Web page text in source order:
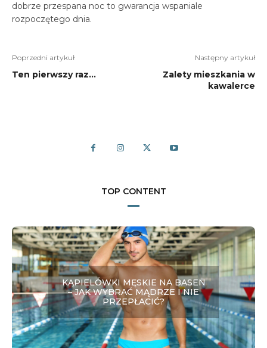
dobrze przespana noc to gwarancja wspaniale
rozpoczętego dnia.
Poprzedni artykuł
Ten pierwszy raz…
Następny artykuł
Zalety mieszkania w
kawalerce
TOP CONTENT
KĄPIELÓWKI MĘSKIE NA BASEN
– JAK WYBRAĆ MĄDRZE I NIE
PRZEPŁACIĆ?